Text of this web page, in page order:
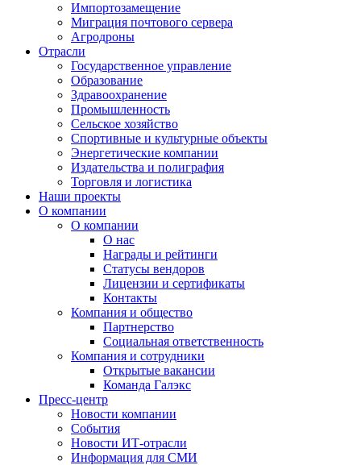
Импортозамещение
Миграция почтового сервера
Агродроны
Отрасли
Государственное управление
Образование
Здравоохранение
Промышленность
Сельское хозяйство
Спортивные и культурные объекты
Энергетические компании
Издательства и полиграфия
Торговля и логистика
Наши проекты
О компании
О компании
О нас
Награды и рейтинги
Статусы вендоров
Лицензии и сертификаты
Контакты
Компания и общество
Партнерство
Социальная ответственность
Компания и сотрудники
Открытые вакансии
Команда Галэкс
Пресс-центр
Новости компании
События
Новости ИТ-отрасли
Информация для СМИ